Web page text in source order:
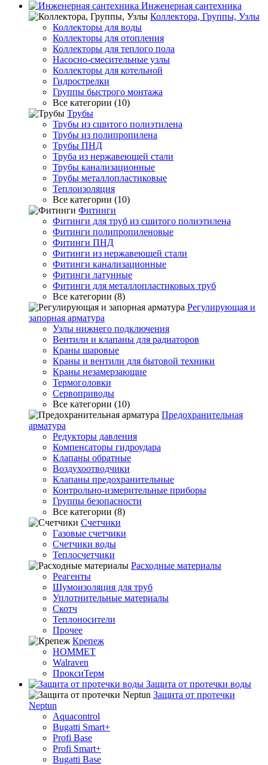
Инженерная сантехника
Коллектора, Группы, Узлы
Коллекторы для воды
Коллекторы для отопления
Коллекторы для теплого пола
Насосно-смесительные узлы
Коллекторы для котельной
Гидрострелки
Группы быстрого монтажа
Все категории (10)
Трубы
Трубы из сшитого полиэтилена
Трубы из полипропилена
Трубы ПНД
Труба из нержавеющей стали
Трубы канализационные
Трубы металлопластиковые
Теплоизоляция
Все категории (10)
Фитинги
Фитинги для труб из сшитого полиэтилена
Фитинги полипропиленовые
Фитинги ПНД
Фитинги из нержавеющей стали
Фитинги канализационные
Фитинги латунные
Фитинги для металлопластиковых труб
Все категории (8)
Регулирующая и
запорная арматура
Узлы нижнего подключения
Вентили и клапаны для радиаторов
Краны шаровые
Краны и вентили для бытовой техники
Краны незамерзающие
Термоголовки
Сервоприводы
Все категории (10)
Предохранительная
арматура
Редукторы давления
Компенсаторы гидроудара
Клапаны обратные
Воздухоотводчики
Клапаны предохранительные
Контрольно-измерительные приборы
Группы безопасности
Все категории (8)
Счетчики
Газовые счетчики
Счетчики воды
Теплосчетчики
Расходные материалы
Реагенты
Шумоизоляция для труб
Уплотнительные материалы
Скотч
Теплоносители
Прочее
Крепеж
HOMMET
Walraven
ПроксиТерм
Защита от протечки воды
Защита от протечки
Neptun
Aquacontrol
Bugatti Smart+
Profi Base
Profi Smart+
Bugatti Base